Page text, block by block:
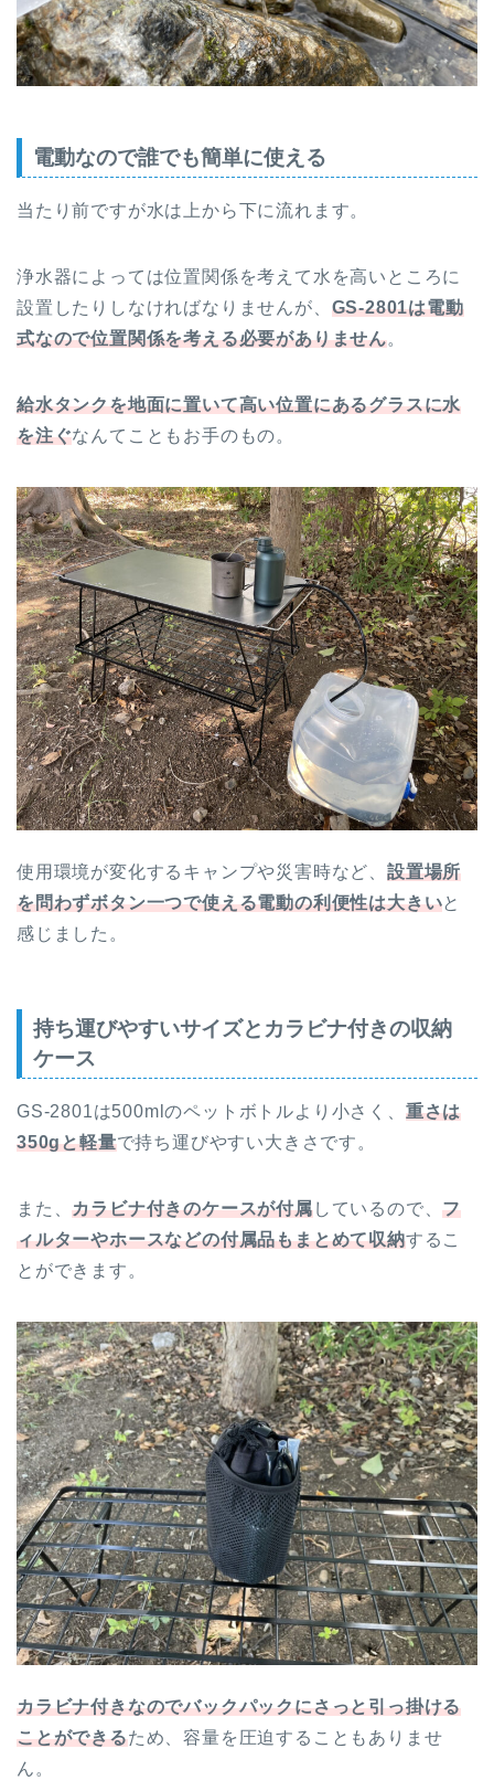
電動なので誰でも簡単に使える
当たり前ですが水は上から下に流れます。
浄水器によっては位置関係を考えて水を高いところに
設置したりしなければなりませんが、 GS-2801は電動
式なので位置関係を考える必要がありません。
給水タンクを地面に置いて高い位置にあるグラスに水
を注ぐなんてこともお手のもの。
使用環境が変化するキャンプや災害時など、 設置場所
を問わずボタン一つで使える電動の利便性は大きいと
感じました。
持ち運びやすいサイズとカラビナ付きの収納
ケース
GS-2801は500mlのペットボトルより小さく、 重さは
350gと軽量で持ち運びやすい大きさです。
また、カラビナ付きのケースが付属しているので、フ
ィルターやホースなどの付属品もまとめて収納するこ
とができます。
カラビナ付きなのでバックパックにさっと引っ掛ける
ことができるため、容量を圧迫することもありませ
ん。